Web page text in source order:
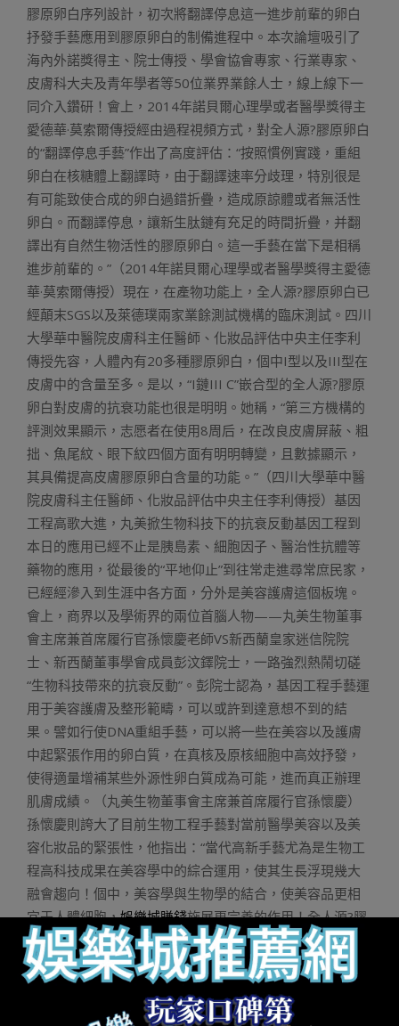
膠原卵白序列設計，初次將翻譯停息這一進步前輩的卵白
抒發手藝應用到膠原卵白的制備進程中。本次論壇吸引了
海內外諾獎得主、院士傳授、學會協會專家、行業專家、
皮膚科大夫及青年學者等50位業界業餘人士，線上線下一
同介入鑽研！會上，2014年諾貝爾心理學或者醫學獎得主
愛德華·莫索爾傳授經由過程視頻方式，對全人源?膠原卵白
的“翻譯停息手藝”作出了高度評估：“按照慣例實踐，重組
卵白在核糖體上翻譯時，由于翻譯速率分歧理，特別很是
有可能致使合成的卵白過錯折疊，造成原諒體或者無活性
卵白。而翻譯停息，讓新生肽鏈有充足的時間折疊，并翻
譯出有自然生物活性的膠原卵白。這一手藝在當下是相稱
進步前輩的。”（2014年諾貝爾心理學或者醫學獎得主愛德
華·莫索爾傳授）現在，在產物功能上，全人源?膠原卵白已
經顛末SGS以及萊德璞兩家業餘測試機構的臨床測試。四川
大學華中醫院皮膚科主任醫師、化妝品評估中央主任李利
傳授先容，人體內有20多種膠原卵白，個中I型以及III型在
皮膚中的含量至多。是以，“I鏈III C”嵌合型的全人源?膠原
卵白對皮膚的抗衰功能也很是明明。她稱，“第三方機構的
評測效果顯示，志愿者在使用8周后，在改良皮膚屏蔽、粗
拙、魚尾紋、眼下紋四個方面有明明轉變，且數據顯示，
其具備提高皮膚膠原卵白含量的功能。”（四川大學華中醫
院皮膚科主任醫師、化妝品評估中央主任李利傳授）基因
工程高歌大進，丸美掀生物科技下的抗衰反動基因工程到
本日的應用已經不止是胰島素、細胞因子、醫治性抗體等
藥物的應用，從最後的“平地仰止”到往常走進尋常庶民家，
已經經滲入到生涯中各方面，分外是美容護膚這個板塊。
會上，商界以及學術界的兩位首腦人物——丸美生物董事
會主席兼首席履行官孫懷慶老師VS新西蘭皇家迷信院院
士、新西蘭董事學會成員彭汶鐸院士，一路強烈熱鬧切磋
“生物科技帶來的抗衰反動”。彭院士認為，基因工程手藝運
用于美容護膚及整形範疇，可以或許到達意想不到的結
果。譬如行使DNA重組手藝，可以將一些在美容以及護膚
中起緊張作用的卵白質，在真核及原核細胞中高效抒發，
使得適量增補某些外源性卵白質成為可能，進而真正辦理
肌膚成績。（丸美生物董事會主席兼首席履行官孫懷慶）
孫懷慶則誇大了目前生物工程手藝對當前醫學美容以及美
容化妝品的緊張性，他指出：“當代高新手藝尤為是生物工
程高科技成果在美容學中的綜合運用，使其生長浮現幾大
融會趨向！個中，美容學與生物學的結合，使美容品更相
宜于人體細胞，娛樂城賺錢施展更完善的作用！全人源?膠
原卵白正因其是人體100同源序列，在膠原產物中抗衰結果
更好、生效更快！”從2006年實現的解讀人體基因暗碼的
“生命之書”——人類基因組企圖，到重組人源膠原卵白對肌
膚抗衰範疇的震撼沖擊，彭院士以及孫總切磋了基因工程